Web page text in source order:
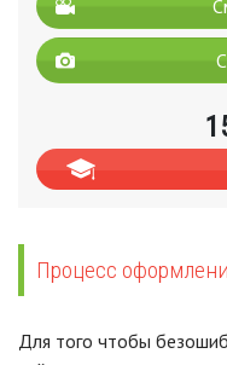
Процесс
Для того чтобы